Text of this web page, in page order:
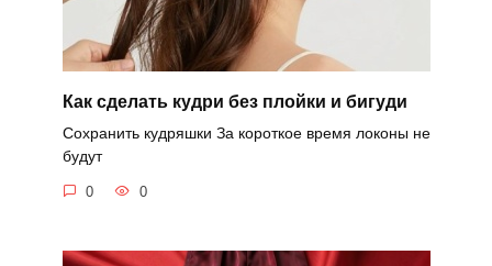
Как сделать кудри без плойки и бигуди
Сохранить кудряшки За короткое время локоны не
будут
0 0